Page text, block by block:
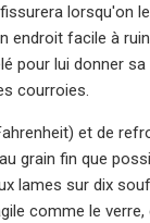
lorsqu'on
endroit facile à
pour lui donner
courroies.
et de
grain fin que
lames sur dix
comme le